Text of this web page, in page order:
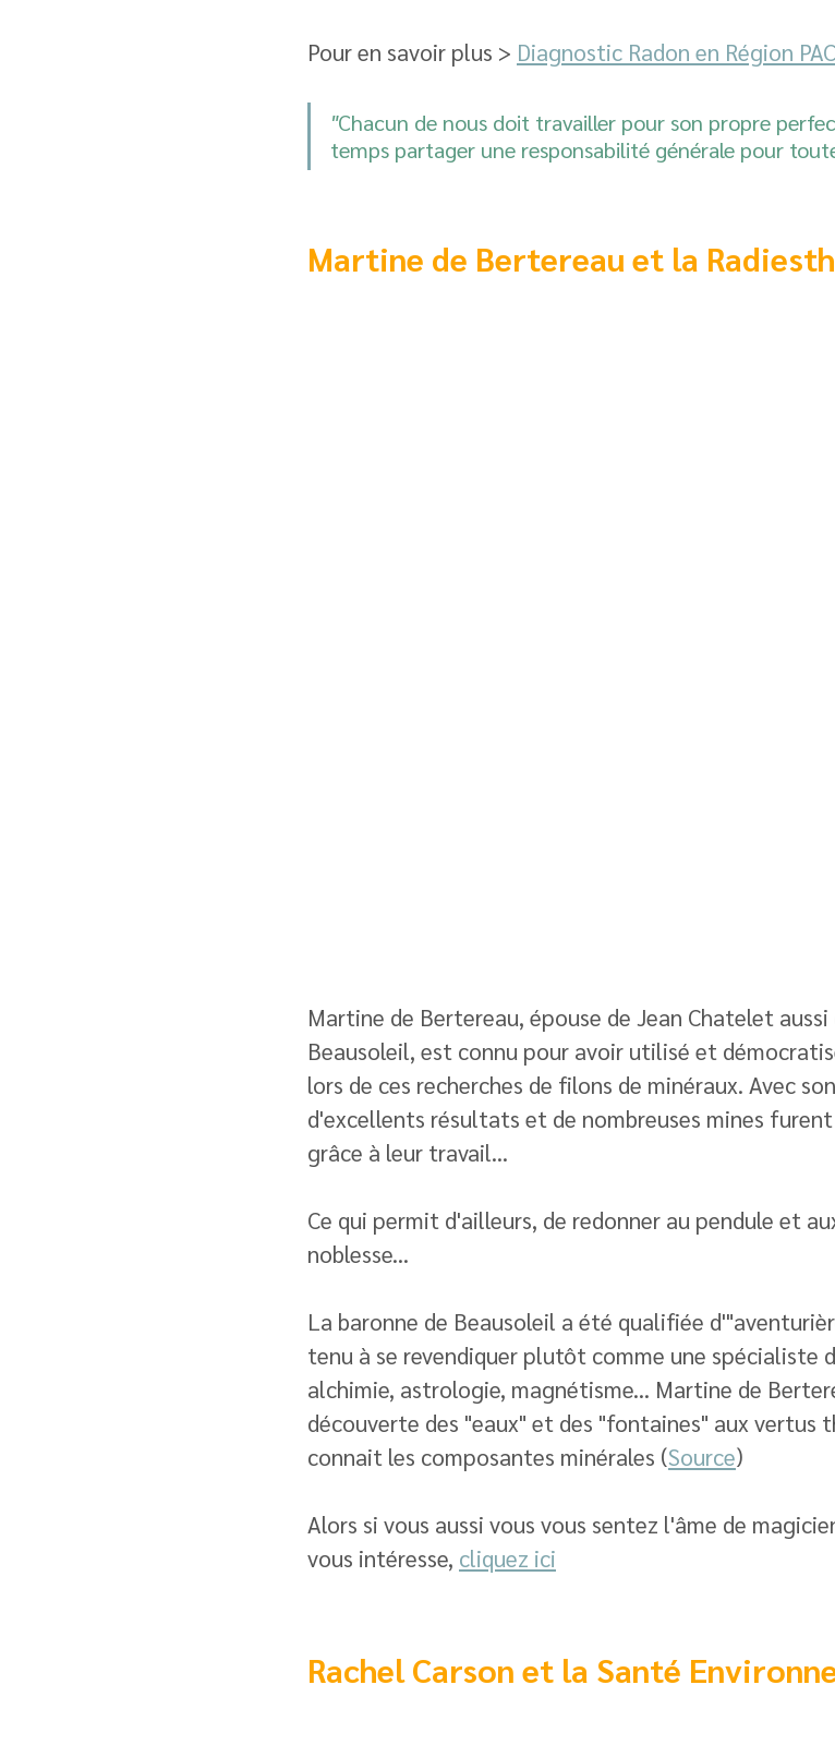
Pour en savoir plus > Diagnostic Radon en Région
"Chacun de nous doit travailler pour son propre
temps partager une responsabilité générale pour
Martine de Bertereau et la
Martine de Bertereau, épouse de Jean Chatelet
Beausoleil, est connu pour avoir utilisé et
lors de ces recherches de filons de minéraux. Avec
d'excellents résultats et de nombreuses mines
grâce à leur travail...
Ce qui permit d'ailleurs, de redonner au pendule et
noblesse...
La baronne de Beausoleil a été qualifiée
tenu à se revendiquer plutôt comme une spécialiste
alchimie, astrologie, magnétisme... Martine de
découverte des "eaux" et des "fontaines" aux vertus
connait les composantes minérales (Source)
Alors si vous aussi vous vous sentez l'âme de
vous intéresse, cliquez ici
Rachel Carson et la Santé